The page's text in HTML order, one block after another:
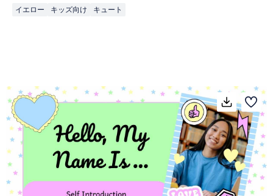
イエロー キッズ向け キュート